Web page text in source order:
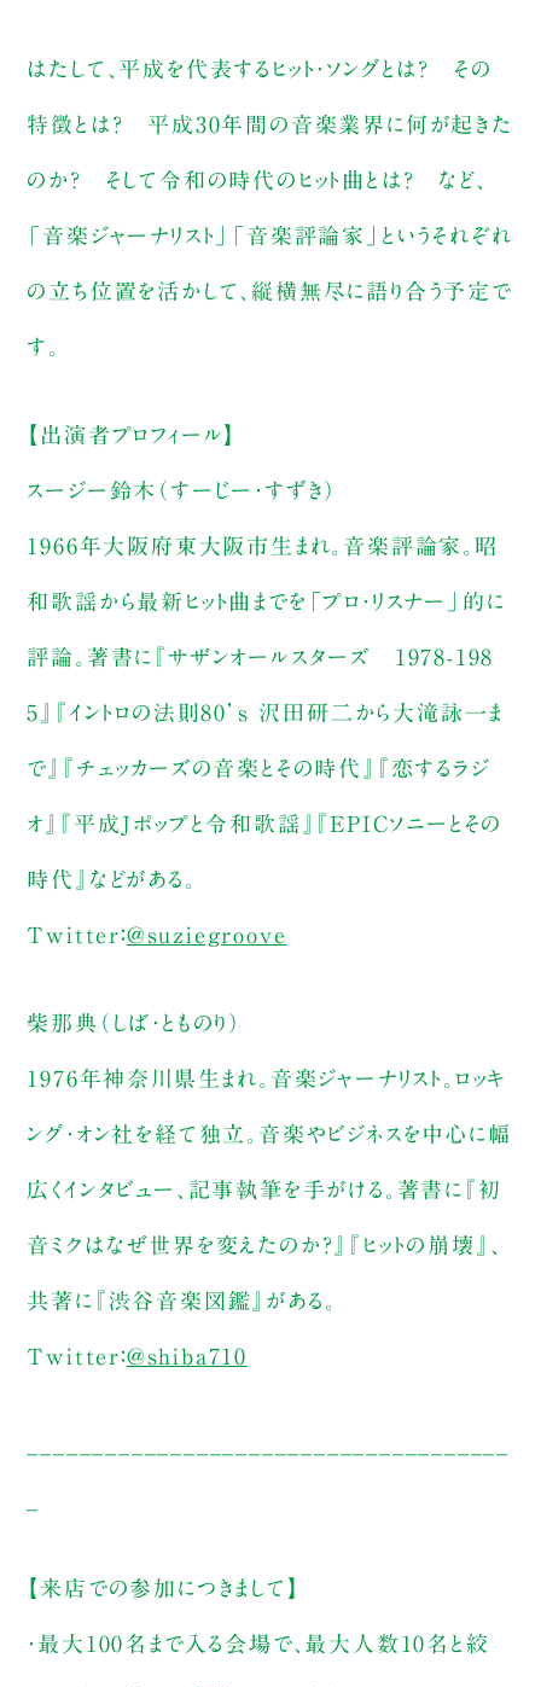
はたして、平成を代表するヒット・ソングとは？ その
特徴とは？ 平成30年間の音楽業界に何が起きた
のか？ そして令和の時代のヒット曲とは？ など、
「音楽ジャーナリスト」「音楽評論家」というそれぞれ
の立ち位置を活かして、縦横無尽に語り合う予定で
す。
【出演者プロフィール】
スージー鈴木（すーじー・すずき）
1966年大阪府東大阪市生まれ。音楽評論家。昭
和歌謡から最新ヒット曲までを「プロ・リスナー」的に
評論。著書に『サザンオールスターズ 1978-198
5』『イントロの法則80’s 沢田研二から大滝詠一ま
で』『チェッカーズの音楽とその時代』『恋するラジ
オ』『平成Jポップと令和歌謡』『EPICソニーとその
時代』などがある。
Twitter：@suziegroove
柴那典（しば・とものり）
1976年神奈川県生まれ。音楽ジャーナリスト。ロッキ
ング・オン社を経て独立。音楽やビジネスを中心に幅
広くインタビュー、記事執筆を手がける。著書に『初
音ミクはなぜ世界を変えたのか？』『ヒットの崩壊』、
共著に『渋谷音楽図鑑』がある。
Twitter：@shiba710
【来店での参加につきまして】
・最大100名まで入る会場で、最大人数10名と絞